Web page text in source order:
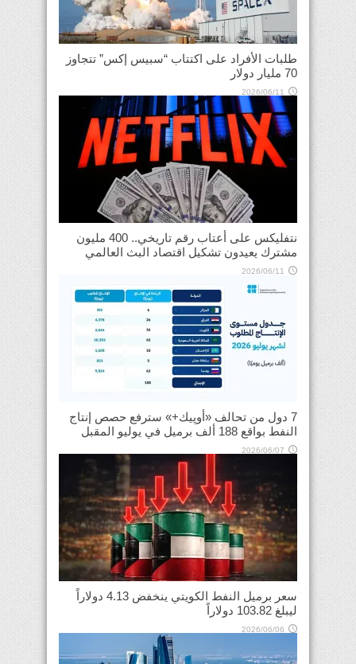
طلبات الأفراد على اكتتاب “سبيس إكس” تتجاوز
70 مليار دولار
2026/06/11
نتفليكس على أعتاب رقم تاريخي.. 400 مليون
مشترك يعيدون تشكيل اقتصاد البث العالمي
2026/06/11
7 دول من تحالف «أوپيك+» سترفع حصص إنتاج
النفط بواقع 188 ألف برميل في يوليو المقبل
2026/06/07
سعر برميل النفط الكويتي ينخفض 4.13 دولاراً
ليبلغ 103.82 دولاراً
2026/06/06